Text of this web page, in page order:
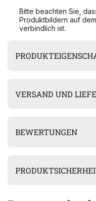
Bitte beachten Sie,
Produktbildern auf
verbindlich ist.
VERSAND UND
BEWERTUNGEN